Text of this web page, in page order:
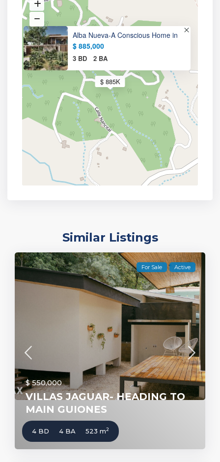
$ 885K
Alba Nueva-A Conscious Home in
$ 885,000
3 BD 2 BA
Similar Listings
For Sale Active
$ 550,000
VILLAS JAGUAR- HEADING TO
MAIN GUIONES
4 BD 4 BA 523 m2